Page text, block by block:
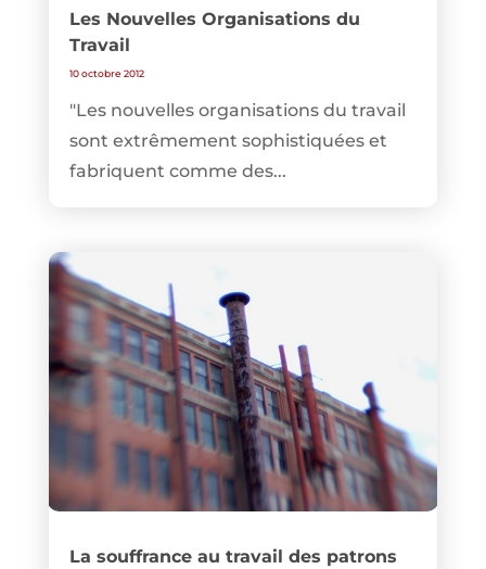
Les Nouvelles Organisations du
Travail
10 octobre 2012
"Les nouvelles organisations du travail
sont extrêmement sophistiquées et
fabriquent comme des...
La souffrance au travail des patrons